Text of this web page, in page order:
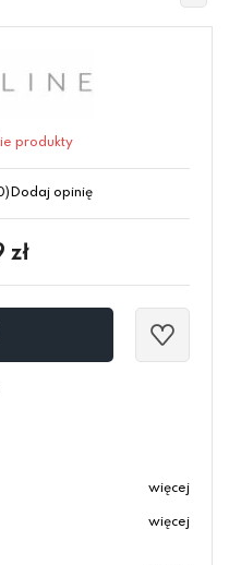
produkty
Dodaj opinię
zł
więcej
więcej